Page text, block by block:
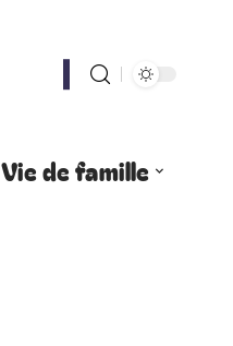
Vie de famille